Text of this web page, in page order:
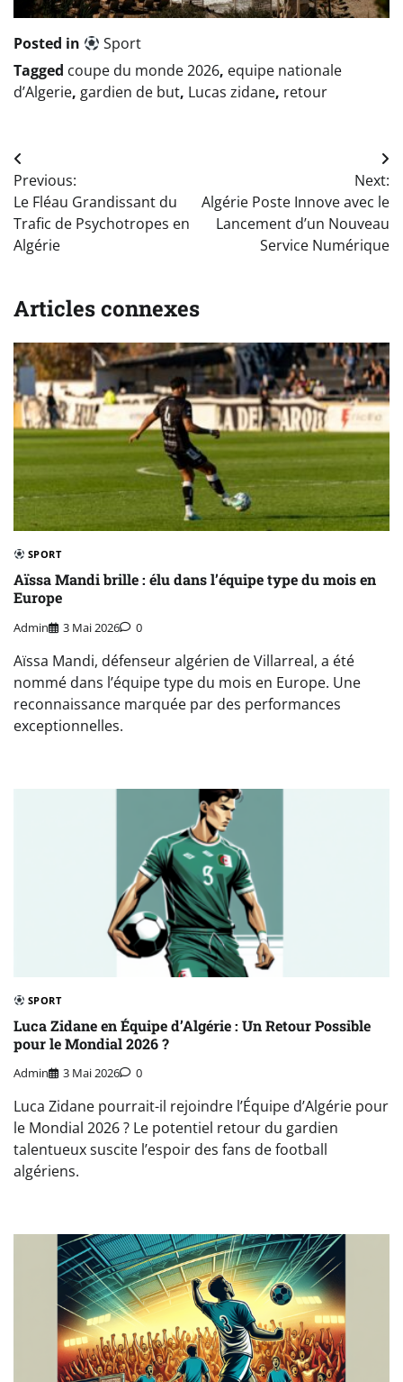
Posted in
Sport
Tagged coupe du monde 2026, equipe nationale
d’Algerie, gardien de but, Lucas zidane, retour
Navigation
de
l’article
Previous:
Le Fléau Grandissant du
Trafic de Psychotropes en
Algérie
Next:
Algérie Poste Innove avec le
Lancement d’un Nouveau
Service Numérique
Articles connexes
SPORT
Aïssa Mandi brille : élu dans l’équipe type du mois en
Europe
Admin 3 Mai 2026 0
Aïssa Mandi, défenseur algérien de Villarreal, a été
nommé dans l’équipe type du mois en Europe. Une
reconnaissance marquée par des performances
exceptionnelles.
SPORT
Luca Zidane en Équipe d’Algérie : Un Retour Possible
pour le Mondial 2026 ?
Admin 3 Mai 2026 0
Luca Zidane pourrait-il rejoindre l’Équipe d’Algérie pour
le Mondial 2026 ? Le potentiel retour du gardien
talentueux suscite l’espoir des fans de football
algériens.